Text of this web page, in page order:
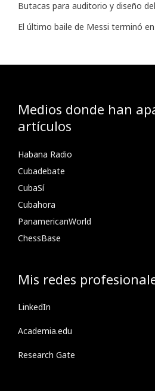
Butacas para auditorio y diseño
El último baile de Messi terminó
Medios donde han
artículos
Habana Radio
Cubadebate
CubaSí
Cubahora
PanamericanWorld
ChessBase
Mis redes
LinkedIn
Academia.edu
Research Gate